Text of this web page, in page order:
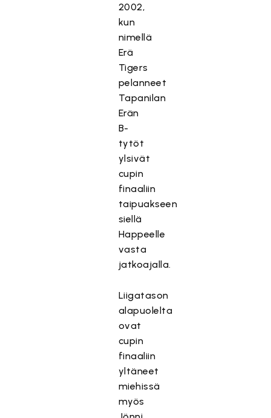
2002,
kun
nimellä
Erä
Tigers
pelanneet
Tapanilan
Erän
B-
tytöt
ylsivät
cupin
finaaliin
taipuakseen
siellä
Happeelle
vasta
jatkoajalla.
Liigatason
alapuolelta
ovat
cupin
finaaliin
yltäneet
miehissä
myös